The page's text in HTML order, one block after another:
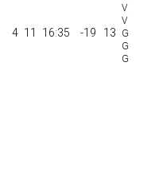
4 11 16:35 -19 13